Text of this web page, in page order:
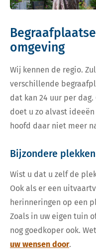
omgeving
Wij kennen de regio.
verschillende
dat kan 24 uur per
doet u zo alvast
hoofd daar niet meer
Bijzondere
Wist u dat u zelf de
Ook als er een
herinneringen op een
Zoals in uw eigen tuin
nog goedkoper ook.
uw wensen door.